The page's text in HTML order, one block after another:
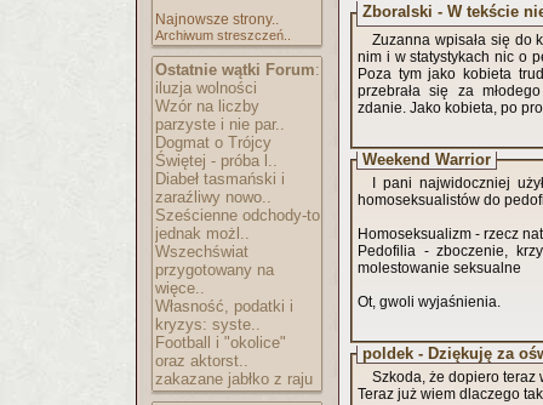
Najnowsze strony..
Archiwum streszczeń..
Ostatnie wątki Forum:
iluzja wolności
Wzór na liczby
parzyste i nie par..
Dogmat o Trójcy
Świętej - próba l..
Diabeł tasmański i
zaraźliwy nowo..
Sześcienne odchody-to
jednak możl..
Wszechświat
przygotowany na
więce..
Własność, podatki i
kryzys: syste..
Football i "okolice"
oraz aktorst..
zakazane jabłko z raju
Zboralski - W tekście
Zuzanna wpisała się do
nim i w statystykach nic o
Poza tym jako kobieta
przebrała się za
zdanie. Jako kobieta, po
Weekend Warrior
I pani najwidoczniej
homoseksualistów do
Homoseksualizm - rzecz
Pedofilia - zboczenie,
molestowanie seksualne
Ot, gwoli wyjaśnienia.
poldek - Dziękuję za
Szkoda, że dopiero teraz
Teraz już wiem dlaczego